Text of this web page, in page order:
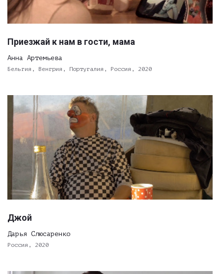
Приезжай к нам в гости, мама
Анна Артемьева
Бельгия, Венгрия, Португалия, Россия, 2020
Джой
Дарья Слюсаренко
Россия, 2020